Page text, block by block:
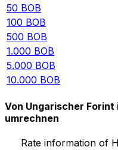
50 BOB
100 BOB
500 BOB
1.000 BOB
5.000 BOB
10.000 BOB
Von Ungarischer
umrechnen
Rate information of